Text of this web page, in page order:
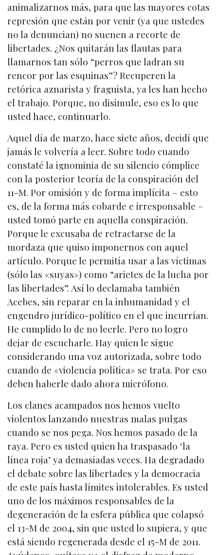
animalizarnos más, para que las mayores cotas
represión que están por venir (ya que ustedes
no la denuncian) no suenen a recorte de
libertades. ¿Nos quitarán las flautas para
llamarnos tan sólo “perros que ladran su
rencor por las esquinas”? Recuperen la
retórica aznarista y fraguista, ya les han hecho
el trabajo. Porque, no disimule, eso es lo que
usted hace, continuarlo.
Aquel día de marzo, hace siete años, decidí que
jamás le volvería a leer. Sobre todo cuando
constaté la ignominia de su silencio cómplice
con la posterior teoría de la conspiración del
11-M. Por omisión y de forma implícita – esto
es, de la forma más cobarde e irresponsable –
usted tomó parte en aquella conspiración.
Porque le excusaba de retractarse de la
mordaza que quiso imponernos con aquel
artículo. Porque le permitía usar a las víctimas
(sólo las «suyas») como “arietes de la lucha por
las libertades”. Así lo declamaba también
Acebes, sin reparar en la inhumanidad y el
engendro jurídico-político en el que incurrían.
He cumplido lo de no leerle. Pero no logro
dejar de escucharle. Hay quien le sigue
considerando una voz autorizada, sobre todo
cuando de «violencia política» se trata. Por eso
deben haberle dado ahora micrófono.
Los clanes acampados nos hemos vuelto
violentos lanzando nuestras malas pulgas
cuando se nos pega. Nos hemos pasado de la
raya. Pero es usted quien ha traspasado ‘la
línea roja’ ya demasiadas veces. Ha degradado
el debate sobre las libertades y la democracia
de este país hasta límites intolerables. Es usted
uno de los máximos responsables de la
degeneración de la esfera pública que colapsó
el 13-M de 2004, sin que usted lo supiera, y que
está siendo regenerada desde el 15-M de 2011.